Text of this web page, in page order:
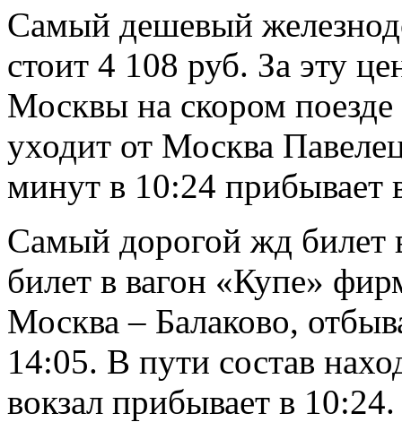
Самый дешевый
стоит 4 108 руб. За эту
Москвы на скором
уходит от Москва
минут в 10:24 прибывает
Самый дорогой жд билет
билет в вагон «Купе»
Москва – Балаково,
14:05. В пути состав
вокзал прибывает в 10:24.